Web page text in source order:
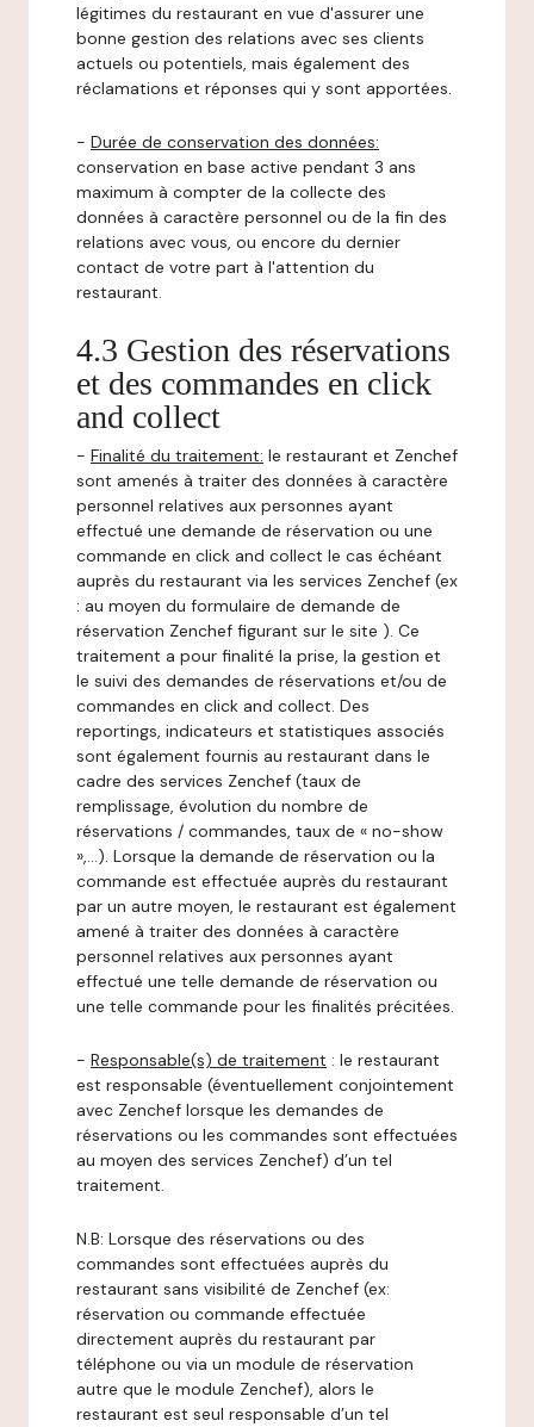
légitimes du restaurant en vue d'assurer une
bonne gestion des relations avec ses clients
actuels ou potentiels, mais également des
réclamations et réponses qui y sont apportées.
- Durée de conservation des données:
conservation en base active pendant 3 ans
maximum à compter de la collecte des
données à caractère personnel ou de la fin des
relations avec vous, ou encore du dernier
contact de votre part à l'attention du
restaurant.
4.3 Gestion des réservations
et des commandes en click
and collect
- Finalité du traitement: le restaurant et Zenchef
sont amenés à traiter des données à caractère
personnel relatives aux personnes ayant
effectué une demande de réservation ou une
commande en click and collect le cas échéant
auprès du restaurant via les services Zenchef (ex
: au moyen du formulaire de demande de
réservation Zenchef figurant sur le site ). Ce
traitement a pour finalité la prise, la gestion et
le suivi des demandes de réservations et/ou de
commandes en click and collect. Des
reportings, indicateurs et statistiques associés
sont également fournis au restaurant dans le
cadre des services Zenchef (taux de
remplissage, évolution du nombre de
réservations / commandes, taux de « no-show
»,…). Lorsque la demande de réservation ou la
commande est effectuée auprès du restaurant
par un autre moyen, le restaurant est également
amené à traiter des données à caractère
personnel relatives aux personnes ayant
effectué une telle demande de réservation ou
une telle commande pour les finalités précitées.
- Responsable(s) de traitement : le restaurant
est responsable (éventuellement conjointement
avec Zenchef lorsque les demandes de
réservations ou les commandes sont effectuées
au moyen des services Zenchef) d’un tel
traitement.
N.B: Lorsque des réservations ou des
commandes sont effectuées auprès du
restaurant sans visibilité de Zenchef (ex:
réservation ou commande effectuée
directement auprès du restaurant par
téléphone ou via un module de réservation
autre que le module Zenchef), alors le
restaurant est seul responsable d’un tel